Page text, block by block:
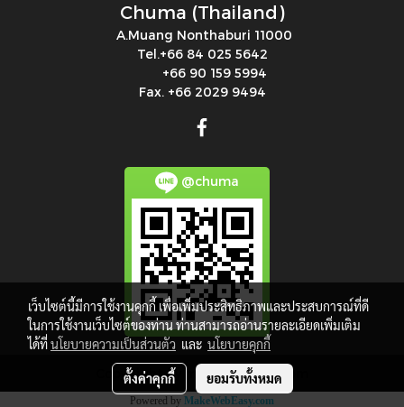
Chuma (Thailand)
A.Muang Nonthaburi 11000
Tel.+66 84 025 5642
+66 90 159 5994
Fax. +66 2029 9494
@chuma
Copy right by makewebeasy.com
Powered by MakeWebEasy.com
เว็บไซต์นี้มีการใช้งานคุกกี้ เพื่อเพิ่มประสิทธิภาพและประสบการณ์ที่ดี
ในการใช้งานเว็บไซต์ของท่าน ท่านสามารถอ่านรายละเอียดเพิ่มเติม
ได้ที่นโยบายความเป็นส่วนตัว และ นโยบายคุกกี้
ตั้งค่าคุกกี้ ยอมรับทั้งหมด